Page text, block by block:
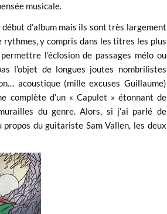
musicale.
d’album mais ils sont très largement
y compris dans les titres les plus
l’éclosion de passages mélo ou
l’objet de longues joutes nombrilistes
acoustique (mille excuses Guillaume)
complète d’un « Capulet » étonnant de
du genre. Alors, si j’ai parlé de
du guitariste Sam Vallen, les deux